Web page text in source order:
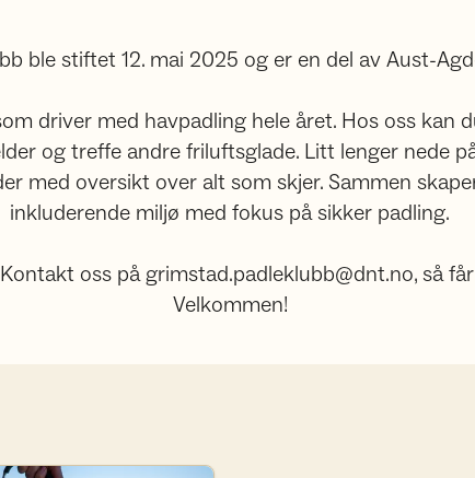
ble stiftet 12. mai 2025 og er en del av Aust-
driver med havpadling hele året. Hos oss kan
og treffe andre friluftsglade. Litt lenger nede
med oversikt over alt som skjer. Sammen
inkluderende miljø med fokus på sikker padling.
oss på grimstad.padleklubb@dnt.no, så
Velkommen!